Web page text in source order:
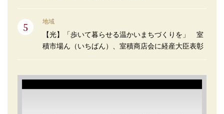
地域
【光】「歩いて暮らせる温かいまちづくりを」 室
積市場ん（いちばん）、室積商店会に経産大臣表彰